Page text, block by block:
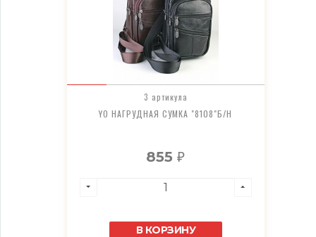
3 артикула
YO НАГРУДНАЯ СУМКА "8108"Б/Н
855₽
В КОРЗИНУ